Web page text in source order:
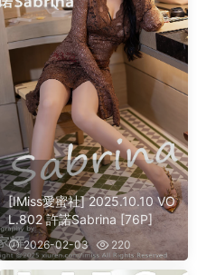
[IMiss愛蜜社] 2025.10.10 VO
L.802 許諾Sabrina [76P]
2026-02-03 220